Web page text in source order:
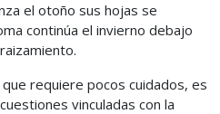
el otoño sus hojas se
continúa el invierno debajo
requiere pocos cuidados, es
vinculadas con la